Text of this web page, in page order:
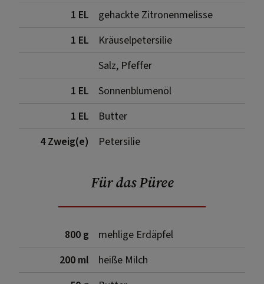
1 EL
gehackte Zitronenmelisse
1 EL
Kräuselpetersilie
Salz, Pfeffer
1 EL
Sonnenblumenöl
1 EL
Butter
4 Zweig(e)
Petersilie
Für das Püree
800 g
mehlige Erdäpfel
200 ml
heiße Milch